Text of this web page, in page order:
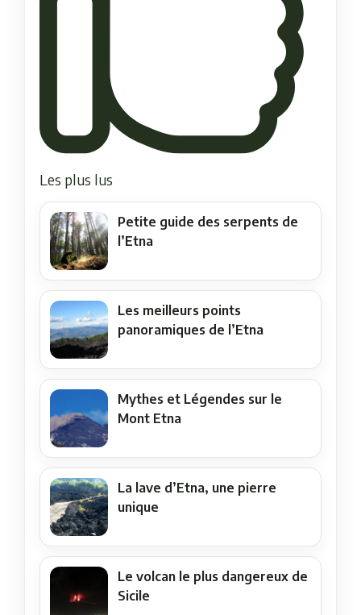
Les plus lus
Petite guide des serpents de
l’Etna
Les meilleurs points
panoramiques de l’Etna
Mythes et Légendes sur le
Mont Etna
La lave d’Etna, une pierre
unique
Le volcan le plus dangereux de
Sicile